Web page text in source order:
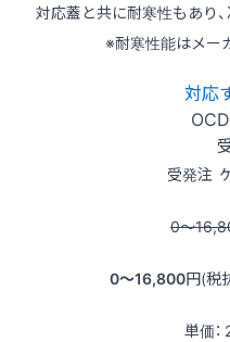
対応蓋と共に耐寒性もあり
※耐寒性能はメー
対応
OCD
受発注
0〜
0〜16,800円(税
単価：